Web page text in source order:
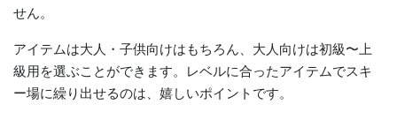
せん。
アイテムは大人・子供向けはもちろん、大人向けは初級〜上
級用を選ぶことができます。レベルに合ったアイテムでスキ
ー場に繰り出せるのは、嬉しいポイントです。